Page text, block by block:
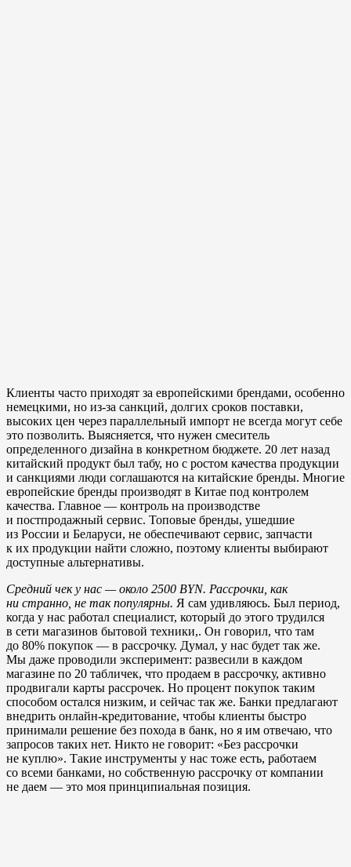
Клиенты часто приходят за европейскими брендами, особенно
немецкими, но из-за санкций, долгих сроков поставки,
высоких цен через параллельный импорт не всегда могут себе
это позволить. Выясняется, что нужен смеситель
определенного дизайна в конкретном бюджете. 20 лет назад
китайский продукт был табу, но с ростом качества продукции
и санкциями люди соглашаются на китайские бренды. Многие
европейские бренды производят в Китае под контролем
качества. Главное — контроль на производстве
и постпродажный сервис. Топовые бренды, ушедшие
из России и Беларуси, не обеспечивают сервис, запчасти
к их продукции найти сложно, поэтому клиенты выбирают
доступные альтернативы.
Средний чек у нас — около 2500 BYN. Рассрочки, как
ни странно, не так популярны. Я сам удивляюсь. Был период,
когда у нас работал специалист, который до этого трудился
в сети магазинов бытовой техники,. Он говорил, что там
до 80% покупок — в рассрочку. Думал, у нас будет так же.
Мы даже проводили эксперимент: развесили в каждом
магазине по 20 табличек, что продаем в рассрочку, активно
продвигали карты рассрочек. Но процент покупок таким
способом остался низким, и сейчас так же. Банки предлагают
внедрить онлайн-кредитование, чтобы клиенты быстро
принимали решение без похода в банк, но я им отвечаю, что
запросов таких нет. Никто не говорит: «Без рассрочки
не куплю». Такие инструменты у нас тоже есть, работаем
со всеми банками, но собственную рассрочку от компании
не даем — это моя принципиальная позиция.